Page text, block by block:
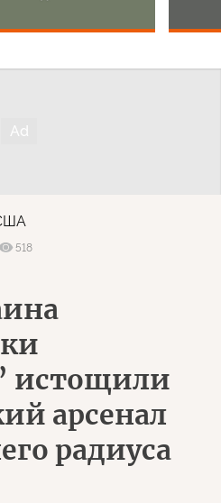
518
истощили
арсенал
радиуса